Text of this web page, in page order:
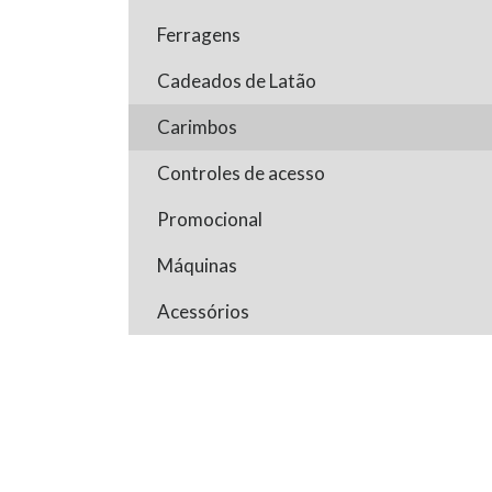
Ferragens
Cadeados de Latão
Carimbos
Controles de acesso
Promocional
Máquinas
Acessórios